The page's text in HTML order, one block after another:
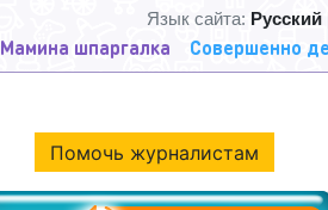
Мамина шпаргалка Совершенно
Язык сайта: Русский
Помочь журналистам